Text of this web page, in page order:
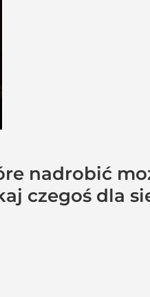
nadrobić
czegoś dla